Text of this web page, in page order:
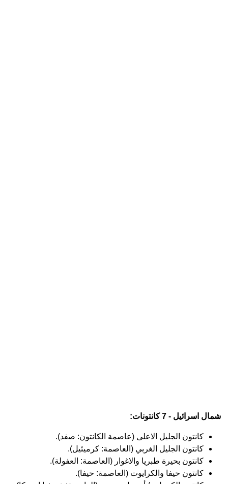
شمال اسرائيل - 7 كانتونات:
كانتون الجليل الاعلى (عاصمة الكانتون: صفد).
كانتون الجليل الغربي (العاصمة: كرميئيل).
كانتون بحيرة طبريا والاغوار (العاصمة: العفولة).
كانتون حيفا والكرايوت (العاصمة: حيفا).